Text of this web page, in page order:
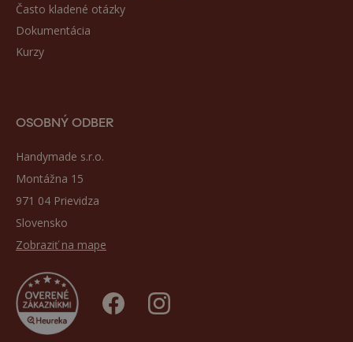
Často kladené otázky
Dokumentácia
Kurzy
OSOBNÝ ODBER
Handymade s.r.o.
Montážna 15
971 04 Prievidza
Slovensko
Zobraziť na mape